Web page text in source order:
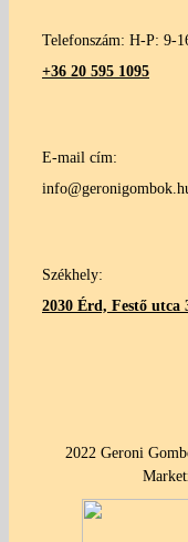
Telefonszám: H-P: 9-
+36 20 595 1095
E-mail cím:
Székhely:
2030 Érd, Festő utca
2022 Geroni